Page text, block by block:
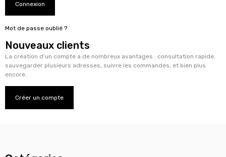
Connexion
Mot de passe oublié ?
Nouveaux clients
La création d’un compte a de nombreux avantages : consultation rapide,
sauvegarder plusieurs adresses, suivre les commandes, et bien plus
encore.
Créer un compte